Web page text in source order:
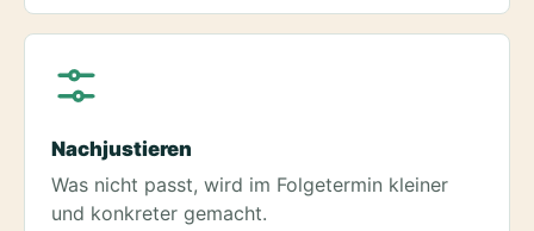
Nachjustieren
Was nicht passt, wird im Folgetermin kleiner
und konkreter gemacht.